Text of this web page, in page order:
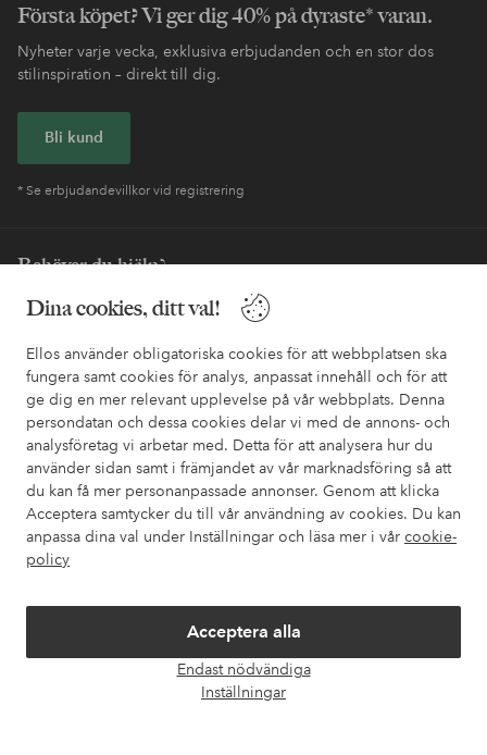
Dina cookies, ditt val!
Ellos använder obligatoriska cookies för att webbplatsen ska
fungera samt cookies för analys, anpassat innehåll och för att
ge dig en mer relevant upplevelse på vår webbplats. Denna
persondatan och dessa cookies delar vi med de annons- och
analysföretag vi arbetar med. Detta för att analysera hur du
använder sidan samt i främjandet av vår marknadsföring så att
du kan få mer personanpassade annonser. Genom att klicka
Acceptera samtycker du till vår användning av cookies. Du kan
anpassa dina val under Inställningar och läsa mer i vår cookie-
policy
Acceptera alla
Endast nödvändiga
Inställningar
Första köpet? Vi ger dig 40% på dyraste* varan.
Nyheter varje vecka, exklusiva erbjudanden och en stor dos
stilinspiration – direkt till dig.
Bli kund
* Se erbjudandevillkor vid registrering
Behöver du hjälp?
I vår FAQ hittar du svaren på de vanligaste frågorna. Här finns
också information om hur du enklast kontaktar oss.
Kundservice Beställning Betalsätt
Mina sidor
Om Ellos
Villkor